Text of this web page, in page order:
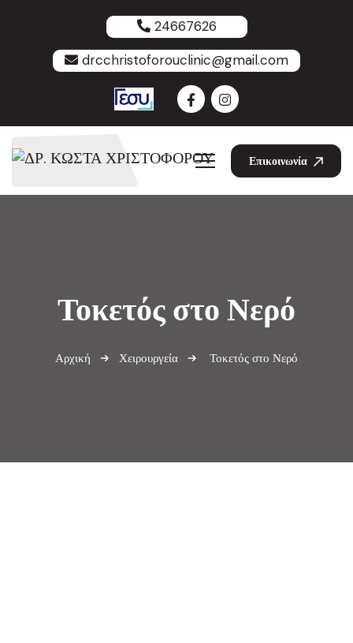
24667626
drcchristoforouclinic@gmail.com
Επικοινωνία
Τοκετός στο Νερό
Αρχική Χειρουργεία Τοκετός στο Νερό